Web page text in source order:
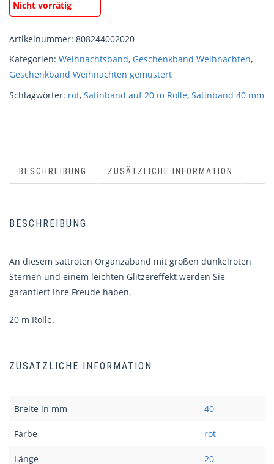
Nicht vorrätig
Artikelnummer: 808244002020
Kategorien: Weihnachtsband, Geschenkband Weihnachten,
Geschenkband Weihnachten gemustert
Schlagwörter: rot, Satinband auf 20 m Rolle, Satinband 40 mm
BESCHREIBUNG ZUSÄTZLICHE INFORMATION
BESCHREIBUNG
An diesem sattroten Organzaband mit großen dunkelroten
Sternen und einem leichten Glitzereffekt werden Sie
garantiert Ihre Freude haben.
20 m Rolle.
ZUSÄTZLICHE INFORMATION
Breite in mm 40
Farbe rot
Länge 20